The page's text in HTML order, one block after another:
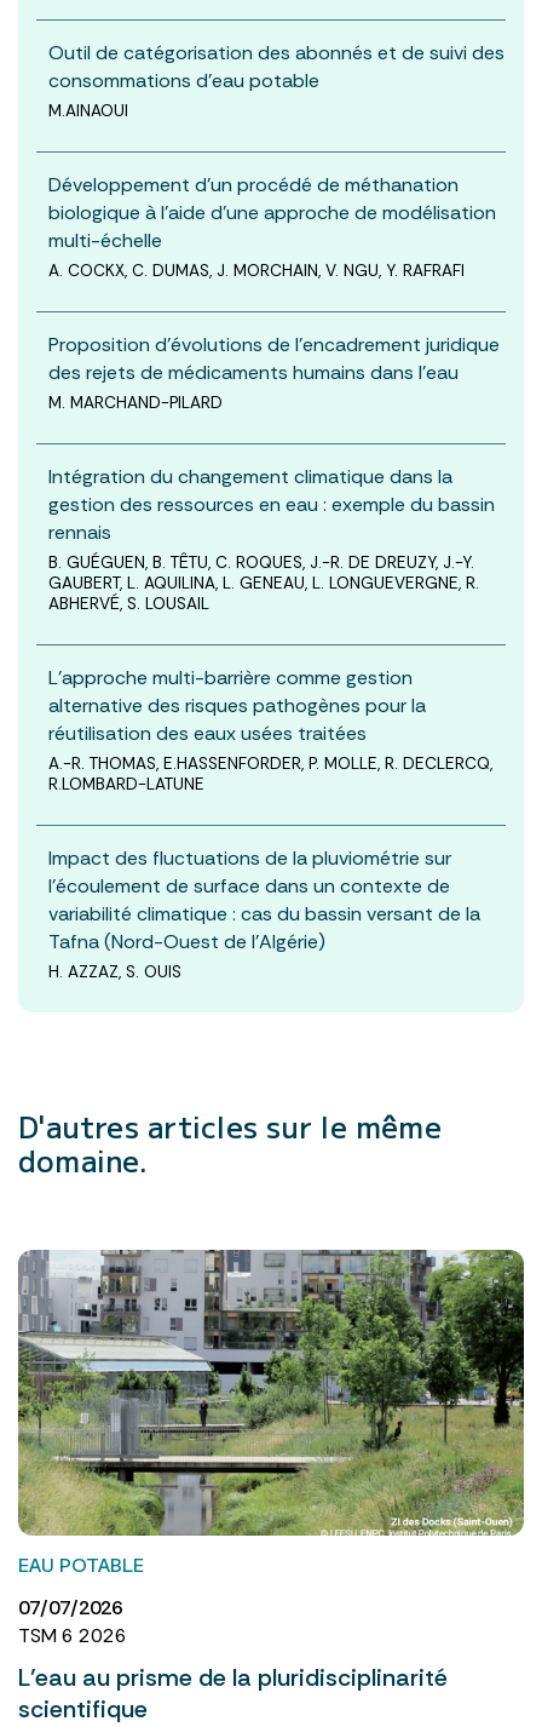
Outil de catégorisation des abonnés et de suivi des
consommations d’eau potable
M.AINAOUI
Développement d'un procédé de méthanation
biologique à l'aide d'une approche de modélisation
multi-échelle
A. COCKX, C. DUMAS, J. MORCHAIN, V. NGU, Y. RAFRAFI
Proposition d'évolutions de l'encadrement juridique
des rejets de médicaments humains dans l'eau
M. MARCHAND-PILARD
Intégration du changement climatique dans la
gestion des ressources en eau : exemple du bassin
rennais
B. GUÉGUEN, B. TÊTU, C. ROQUES, J.-R. DE DREUZY, J.-Y.
GAUBERT, L. AQUILINA, L. GENEAU, L. LONGUEVERGNE, R.
ABHERVÉ, S. LOUSAIL
L'approche multi-barrière comme gestion
alternative des risques pathogènes pour la
réutilisation des eaux usées traitées
A.-R. THOMAS, E.HASSENFORDER, P. MOLLE, R. DECLERCQ,
R.LOMBARD-LATUNE
Impact des fluctuations de la pluviométrie sur
l'écoulement de surface dans un contexte de
variabilité climatique : cas du bassin versant de la
Tafna (Nord-Ouest de l'Algérie)
H. AZZAZ, S. OUIS
D'autres articles sur le même
domaine.
EAU POTABLE
07/07/2026
TSM 6 2026
L’eau au prisme de la pluridisciplinarité
scientifique